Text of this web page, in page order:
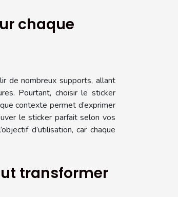
chaque
de nombreux supports, allant
Pourtant, choisir le sticker
contexte permet d’exprimer
le sticker parfait selon vos
d’utilisation, car chaque
transformer